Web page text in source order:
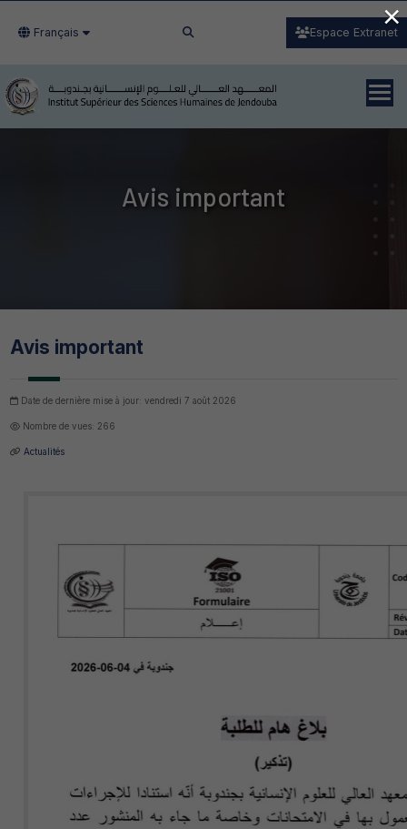
Français Espace Extranet
Avis important
Avis important
Date de dernière mise à jour: vendredi 7 août 2026
Nombre de vues: 266
Actualités
×